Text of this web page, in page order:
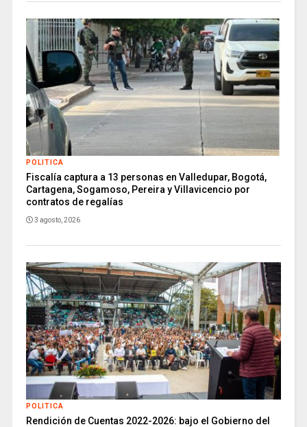
POLITICA
Fiscalía captura a 13 personas en Valledupar, Bogotá,
Cartagena, Sogamoso, Pereira y Villavicencio por
contratos de regalías
3 agosto, 2026
POLITICA
Rendición de Cuentas 2022-2026: bajo el Gobierno del